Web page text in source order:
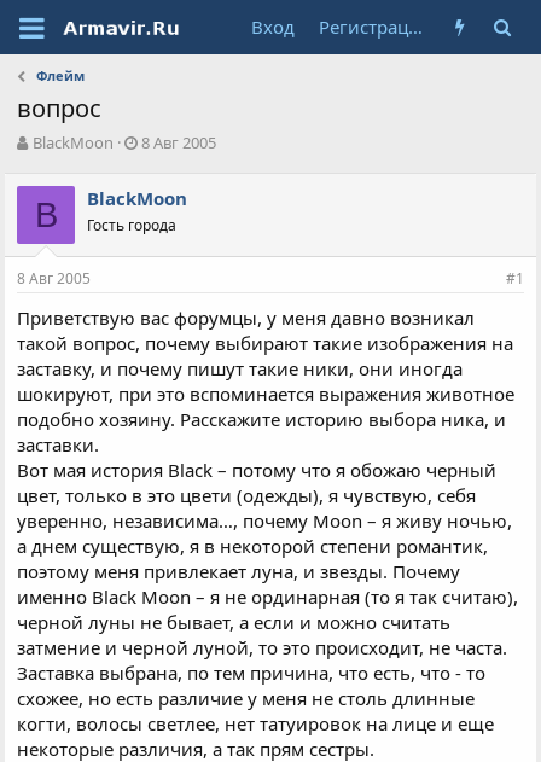
Вход Регистрация
Флейм
вопрос
А
т
о
р
т
е
ы
BlackMoon
Д
а
н
л
а
8 Авг 2005
B BlackMoon
Гость города
8 Авг 2005 #1
Приветствую вас форумцы, у меня давно возникал
такой вопрос, почему выбирают такие изображения на
заставку, и почему пишут такие ники, они иногда
шокируют, при это вспоминается выражения животное
подобно хозяину. Расскажите историю выбора ника, и
заставки.
Вот мая история Black – потому что я обожаю черный
цвет, только в это цвети (одежды), я чувствую, себя
уверенно, независима…, почему Moon – я живу ночью,
а днем существую, я в некоторой степени романтик,
поэтому меня привлекает луна, и звезды. Почему
именно Black Moon – я не ординарная (то я так считаю),
черной луны не бывает, а если и можно считать
затмение и черной луной, то это происходит, не часта.
Заставка выбрана, по тем причина, что есть, что - то
схожее, но есть различие у меня не столь длинные
когти, волосы светлее, нет татуировок на лице и еще
некоторые различия, а так прям сестры.